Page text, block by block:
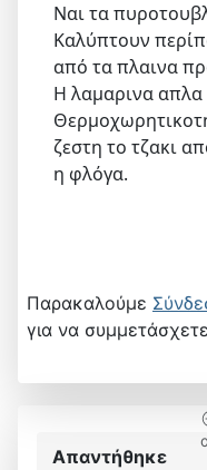
Ναι τα
Καλύπτουν
από τα πλαινα
Η λαμαρινα απλα
ζεστη το τζακι
η φλόγα.
Παρακαλούμε
για να
Απαντήθηκε